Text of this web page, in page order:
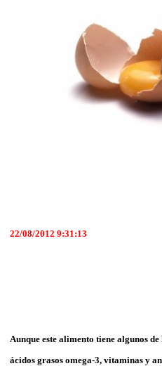
22/08/2012 9:31:13
Aunque este alimento tiene algunos
ácidos grasos omega-3, vitaminas y